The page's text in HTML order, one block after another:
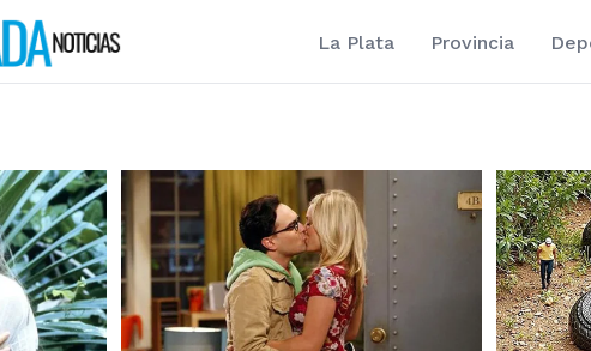
La Plata Provincia